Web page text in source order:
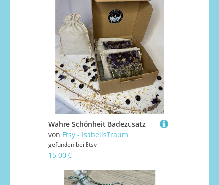
Wahre Schönheit Badezusatz
von Etsy - IsabellsTraum
gefunden bei Etsy
15,00 €